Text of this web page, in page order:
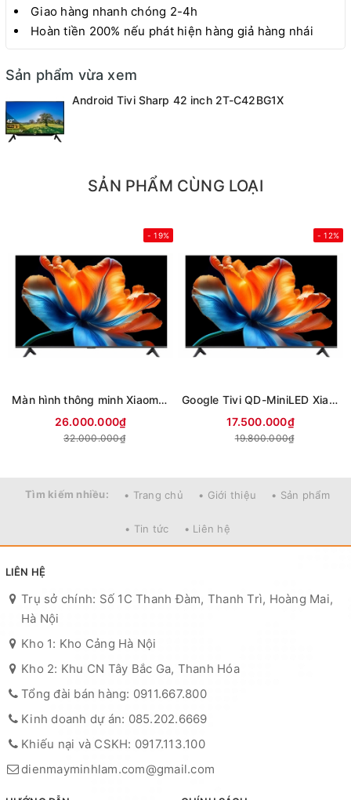
Giao hàng nhanh chóng 2-4h
Hoàn tiền 200% nếu phát hiện hàng giả hàng nhái
Sản phẩm vừa xem
Android Tivi Sharp 42 inch 2T-C42BG1X
SẢN PHẨM CÙNG LOẠI
- 19%
Màn hình thông minh Xiaomi 4K 85 inch Smart Display S L85MC-STWN (Mới 2026)
26.000.000₫
32.000.000₫
- 12%
Google Tivi QD-MiniLED Xiaomi S 4K 75 inch L75MC-SSEA (Mới 2026)
17.500.000₫
19.800.000₫
Tìm kiếm nhiều: • Trang chủ • Giới thiệu • Sản phẩm
• Tin tức • Liên hệ
LIÊN HỆ
Trụ sở chính: Số 1C Thanh Đàm, Thanh Trì, Hoàng Mai,
Hà Nội
Kho 1: Kho Cảng Hà Nội
Kho 2: Khu CN Tây Bắc Ga, Thanh Hóa
Tổng đài bán hàng: 0911.667.800
Kinh doanh dự án: 085.202.6669
Khiếu nại và CSKH: 0917.113.100
dienmayminhlam.com@gmail.com